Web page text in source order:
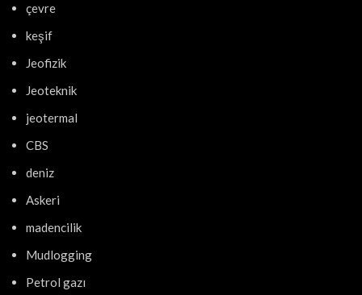
çevre
keşif
Jeofizik
Jeoteknik
jeotermal
CBS
deniz
Askeri
madencilik
Mudlogging
Petrol gazı